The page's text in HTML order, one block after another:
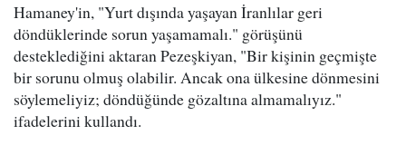
Hamaney'in, "Yurt dışında yaşayan İranlılar geri
döndüklerinde sorun yaşamamalı." görüşünü
desteklediğini aktaran Pezeşkiyan, "Bir kişinin geçmişte
bir sorunu olmuş olabilir. Ancak ona ülkesine dönmesini
söylemeliyiz; döndüğünde gözaltına almamalıyız."
ifadelerini kullandı.